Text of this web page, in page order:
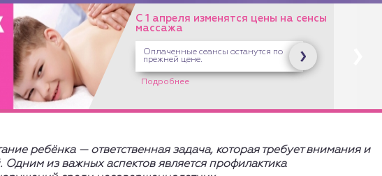
С 1 апреля изменятся цены на сенсы
массажа
Оплаченные сеансы останутся по
прежней цене.
Подробнее
ребёнка — ответственная задача, которая требует внимания и
Одним из важных аспектов является профилактика